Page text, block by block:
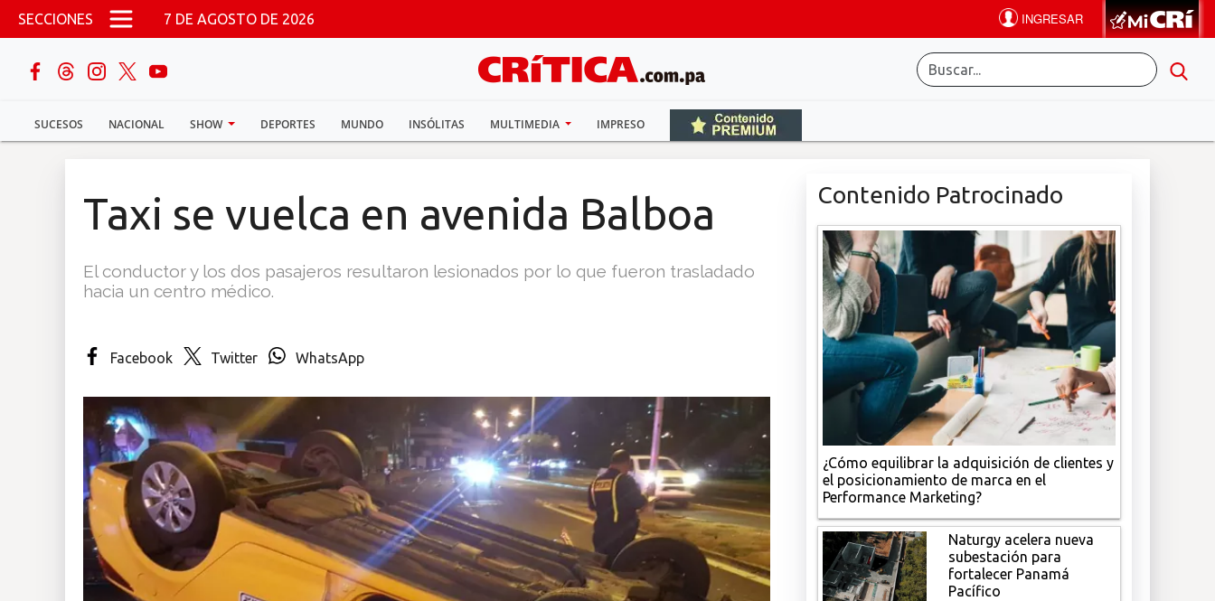
Pasar al contenido principal
SECCIONES 7 DE AGOSTO DE 2026
SUCESOS NACIONAL SHOW DEPORTES MUNDO INSÓLITAS MULTIMEDIA IMPRESO
buscar
Sucesos
Multimedia
Taxi se vuelca en avenida Balboa
El conductor y los dos pasajeros resultaron lesionados por lo que fueron trasladado
hacia un centro médico.
Facebook Twitter WhatsApp
Contenido Patrocinado
¿Cómo equilibrar la adquisición de clientes y
el posicionamiento de marca en el
Performance Marketing?
Naturgy acelera nueva
subestación para
fortalecer Panamá
Pacífico